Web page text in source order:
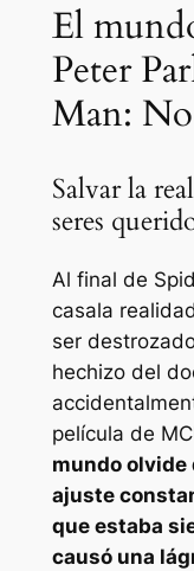
El
Peter
Man:
Salvar la
seres
Al final de
casala
ser
hechizo del
película de
mundo olvide
ajuste
que estaba
causó una